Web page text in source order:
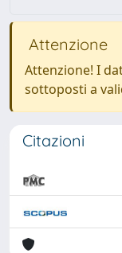
Attenzione
Attenzione! I
sottoposti a
Citazioni